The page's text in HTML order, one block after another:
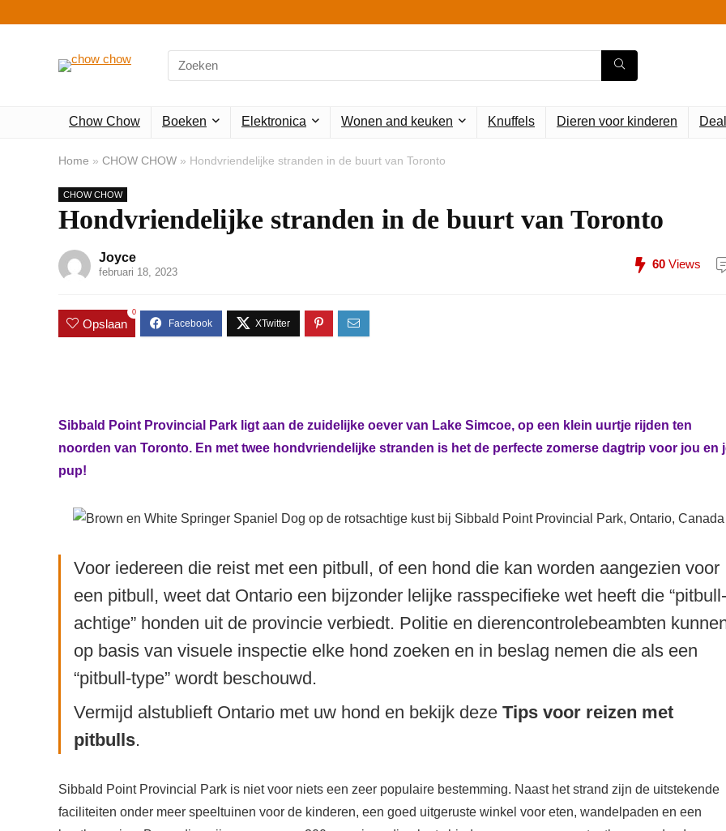
Search
for:
Chow Chow Boeken Elektronica Wonen and keuken Knuffels Dieren voor kinderen
Home » CHOW CHOW » Hondvriendelijke stranden in de buurt van Toronto
CHOW CHOW
Hondvriendelijke stranden in de buurt van Toronto
Joyce
februari 18, 2023
60 Views
Opslaan
0
Sibbald Point Provincial Park ligt aan de zuidelijke oever van Lake Simcoe, op een klein uurtje rijden ten
noorden van Toronto. En met twee hondvriendelijke stranden is het de perfecte zomerse dagtrip voor jou en
pup!
Voor iedereen die reist met een pitbull, of een hond die kan worden aangezien voor
een pitbull, weet dat Ontario een bijzonder lelijke rasspecifieke wet heeft die “pitbull-
achtige” honden uit de provincie verbiedt. Politie en dierencontrolebeambten
op basis van visuele inspectie elke hond zoeken en in beslag nemen die als een
“pitbull-type” wordt beschouwd.
Vermijd alstublieft Ontario met uw hond en bekijk deze Tips voor reizen met
pitbulls.
Sibbald Point Provincial Park is niet voor niets een zeer populaire bestemming. Naast het strand zijn de uitstekende
faciliteiten onder meer speeltuinen voor de kinderen, een goed uitgeruste winkel voor eten, wandelpaden en een